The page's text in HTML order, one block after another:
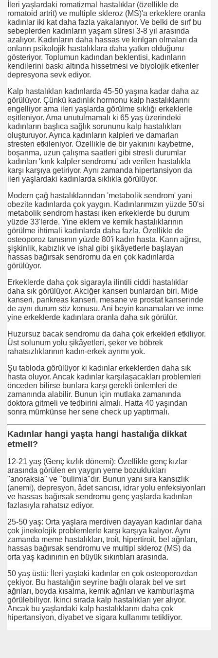
İleri yaşlardaki romatizmal hastalıklar (özellikle de
romatoid artrit) ve multiple skleroz (MS)'a erkeklere oranla
kadınlar iki kat daha fazla yakalanıyor. Ve belki de sırf bu
sebeplerden kadınların yaşam süresi 3-8 yıl arasında
azalıyor. Kadınların daha hassas ve kırılgan olmaları da
onların psikolojik hastalıklara daha yatkın olduğunu
gösteriyor. Toplumun kadından beklentisi, kadınların
kendilerini baskı altında hissetmesi ve biyolojik etkenler
depresyona sevk ediyor.
Kalp hastalıkları kadınlarda 45-50 yaşına kadar daha az
görülüyor. Çünkü kadınlık hormonu kalp hastalıklarını
engelliyor ama ileri yaşlarda görülme sıklığı erkeklerle
eşitleniyor. Ama unutulmamalı ki 65 yaş üzerindeki
kadınların başlıca sağlık sorununu kalp hastalıkları
oluşturuyor. Ayrıca kadınların kalpleri ve damarları
stresten etkileniyor. Özellikle de bir yakınını kaybetme,
boşanma, uzun çalışma saatleri gibi stresli durumlar
kadınları 'kırık kalpler sendromu' adı verilen hastalıkla
karşı karşıya getiriyor. Aynı zamanda hipertansiyon da
ileri yaşlardaki kadınlarda sıklıkla görülüyor.
Modern çağ hastalıklarından 'metabolik sendrom' yani
obezite kadınlarda çok yaygın. Kadınlarımızın yüzde 50'si
metabolik sendrom hastası iken erkeklerde bu durum
yüzde 33'lerde. Yine eklem ve kemik hastalıklarının
görülme ihtimali kadınlarda daha fazla. Özellikle de
osteoporoz tanısının yüzde 80'i kadın hasta. Karın ağrısı,
şişkinlik, kabızlık ve ishal gibi şikâyetlerle başlayan
hassas bağırsak sendromu da en çok kadınlarda
görülüyor.
Erkeklerde daha çok sigarayla ilintili ciddi hastalıklar
daha sık görülüyor. Akciğer kanseri bunlardan biri. Mide
kanseri, pankreas kanseri, mesane ve prostat kanserinde
de aynı durum söz konusu. Ani beyin kanamaları ve inme
yine erkeklerde kadınlara oranla daha sık görülür.
Huzursuz bacak sendromu da daha çok erkekleri etkiliyor.
Üst solunum yolu şikâyetleri, şeker ve böbrek
rahatsızlıklarının kadın-erkek ayrımı yok.
Şu tabloda görülüyor ki kadınlar erkeklerden daha sık
hasta oluyor. Ancak kadınlar karşılaşacakları problemleri
önceden bilirse bunlara karşı gerekli önlemleri de
zamanında alabilir. Bunun için mutlaka zamanında
doktora gitmeli ve tedbirini almalı. Hatta 40 yaşından
sonra mümkünse her sene check up yaptırmalı.
Kadınlar hangi yaşta hangi hastalığa dikkat
etmeli?
12-21 yaş (Genç kızlık dönemi): Özellikle genç kızlar
arasında görülen en yaygın yeme bozuklukları
"anoraksia" ve "bulimia"dır. Bunun yanı sıra kansızlık
(anemi), depresyon, âdet sancısı, idrar yolu enfeksiyonları
ve hassas bağırsak sendromu genç yaşlarda kadınları
fazlasıyla rahatsız ediyor.
25-50 yaş: Orta yaşlara merdiven dayayan kadınlar daha
çok jinekolojik problemlerle karşı karşıya kalıyor. Aynı
zamanda meme hastalıkları, troit, hipertiroit, bel ağrıları,
hassas bağırsak sendromu ve multipl skleroz (MS) da
orta yaş kadınının en büyük sıkıntıları arasında.
50 yaş üstü: İleri yaştaki kadınlar en çok osteoporozdan
çekiyor. Bu hastalığın seyrine bağlı olarak bel ve sırt
ağrıları, boyda kısalma, kemik ağrıları ve kamburlaşma
görülebiliyor. İkinci sırada kalp hastalıkları yer alıyor.
Ancak bu yaşlardaki kalp hastalıklarını daha çok
hipertansiyon, diyabet ve sigara kullanımı tetikliyor.
TEMİZLEME ARAŞTIRMASI
Yöntem
yöntem